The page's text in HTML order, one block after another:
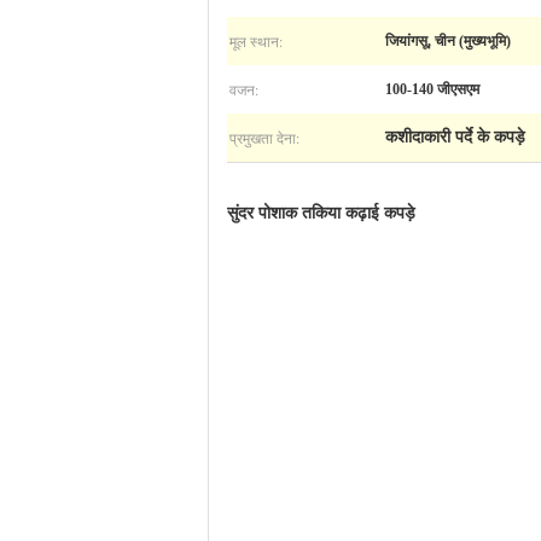
मूल स्थान: जियांगसू, चीन (मुख्यभूमि)
वजन: 100-140 जीएसएम
प्रमुखता देना: कशीदाकारी पर्दे के कपड़े
सुंदर पोशाक तकिया कढ़ाई कपड़े